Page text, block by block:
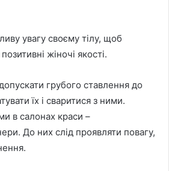
увагу своєму тілу, щоб
жіночі якості.
грубого ставлення до
їх і сваритися з ними.
в салонах краси –
До них слід проявляти повагу,